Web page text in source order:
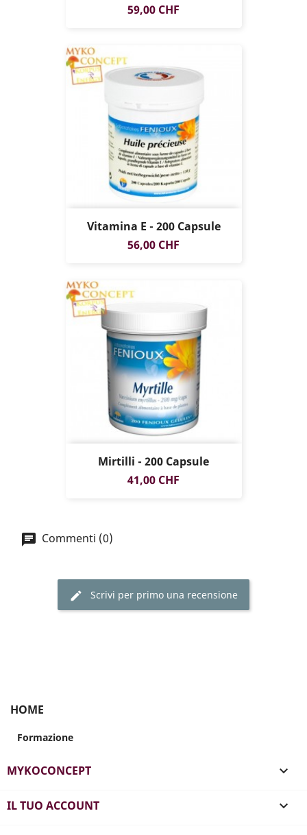
Prezzo
59,00 CHF
Vitamina E - 200 Capsule
Prezzo
56,00 CHF
Mirtilli - 200 Capsule
Prezzo
41,00 CHF
Commenti (0)
Scrivi per primo una recensione
HOME
Formazione
MYKOCONCEPT 
IL TUO ACCOUNT 